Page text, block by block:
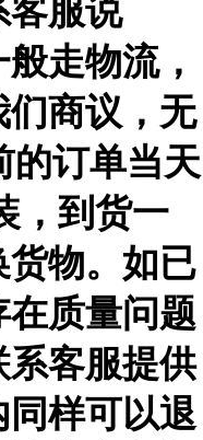
客服说
走物流，
商议，无
的订单当天
，到货一
货物。如已
质量问题
客服提供
样可以退